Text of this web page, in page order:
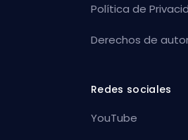
Política de
Derechos de
Redes sociales
YouTube